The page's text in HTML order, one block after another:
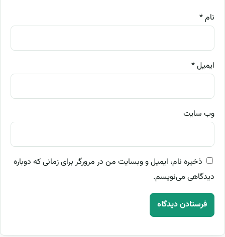
نام*
ایمیل*
وب‌ سایت
ذخیره نام، ایمیل و وبسایت من در مرورگر برای زمانی که دوباره
دیدگاهی می‌نویسم.